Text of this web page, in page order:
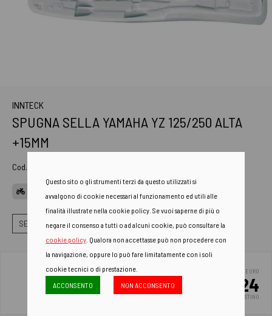
INNTECK
SPUGNA SELLA YAMAHA YZ 125/250 ALTA
+15MM
Cod. Art.
SELLE SPUGNA SELLA SPUGNE SELLA MAGGIORATE
EURO
51.24
PREZZO DI LISTINO
Questo sito o gli strumenti terzi da questo utilizzati si
avvalgono di cookie necessari al funzionamento ed utili alle
finalità illustrate nella cookie policy. Se vuoi saperne di più o
negare il consenso a tutti o ad alcuni cookie, può consultare la
cookie policy . Qualora non accettasse può non procedere con
la navigazione, oppure lo può fare limitatamente con i soli
cookie tecnici o di prestazione.
ACCONSENTO
NON ACCONSENTO